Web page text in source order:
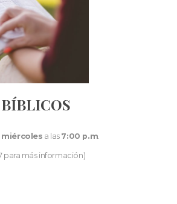
miércoles a las 7:00 p.m.
para más información)